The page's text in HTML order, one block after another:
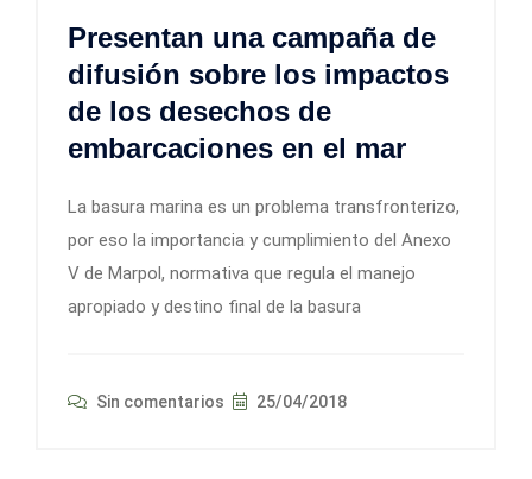
Presentan una campaña de
difusión sobre los impactos
de los desechos de
embarcaciones en el mar
La basura marina es un problema transfronterizo,
por eso la importancia y cumplimiento del Anexo
V de Marpol, normativa que regula el manejo
apropiado y destino final de la basura
Sin comentarios 25/04/2018